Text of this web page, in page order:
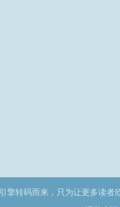
擎转码而来，只为让更多读